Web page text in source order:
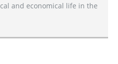
and economical life in the